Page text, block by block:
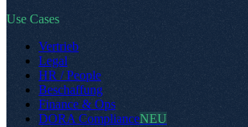
Use Cases
Vertrieb
Legal
HR / People
Beschaffung
Finance & Ops
DORA ComplianceNEU